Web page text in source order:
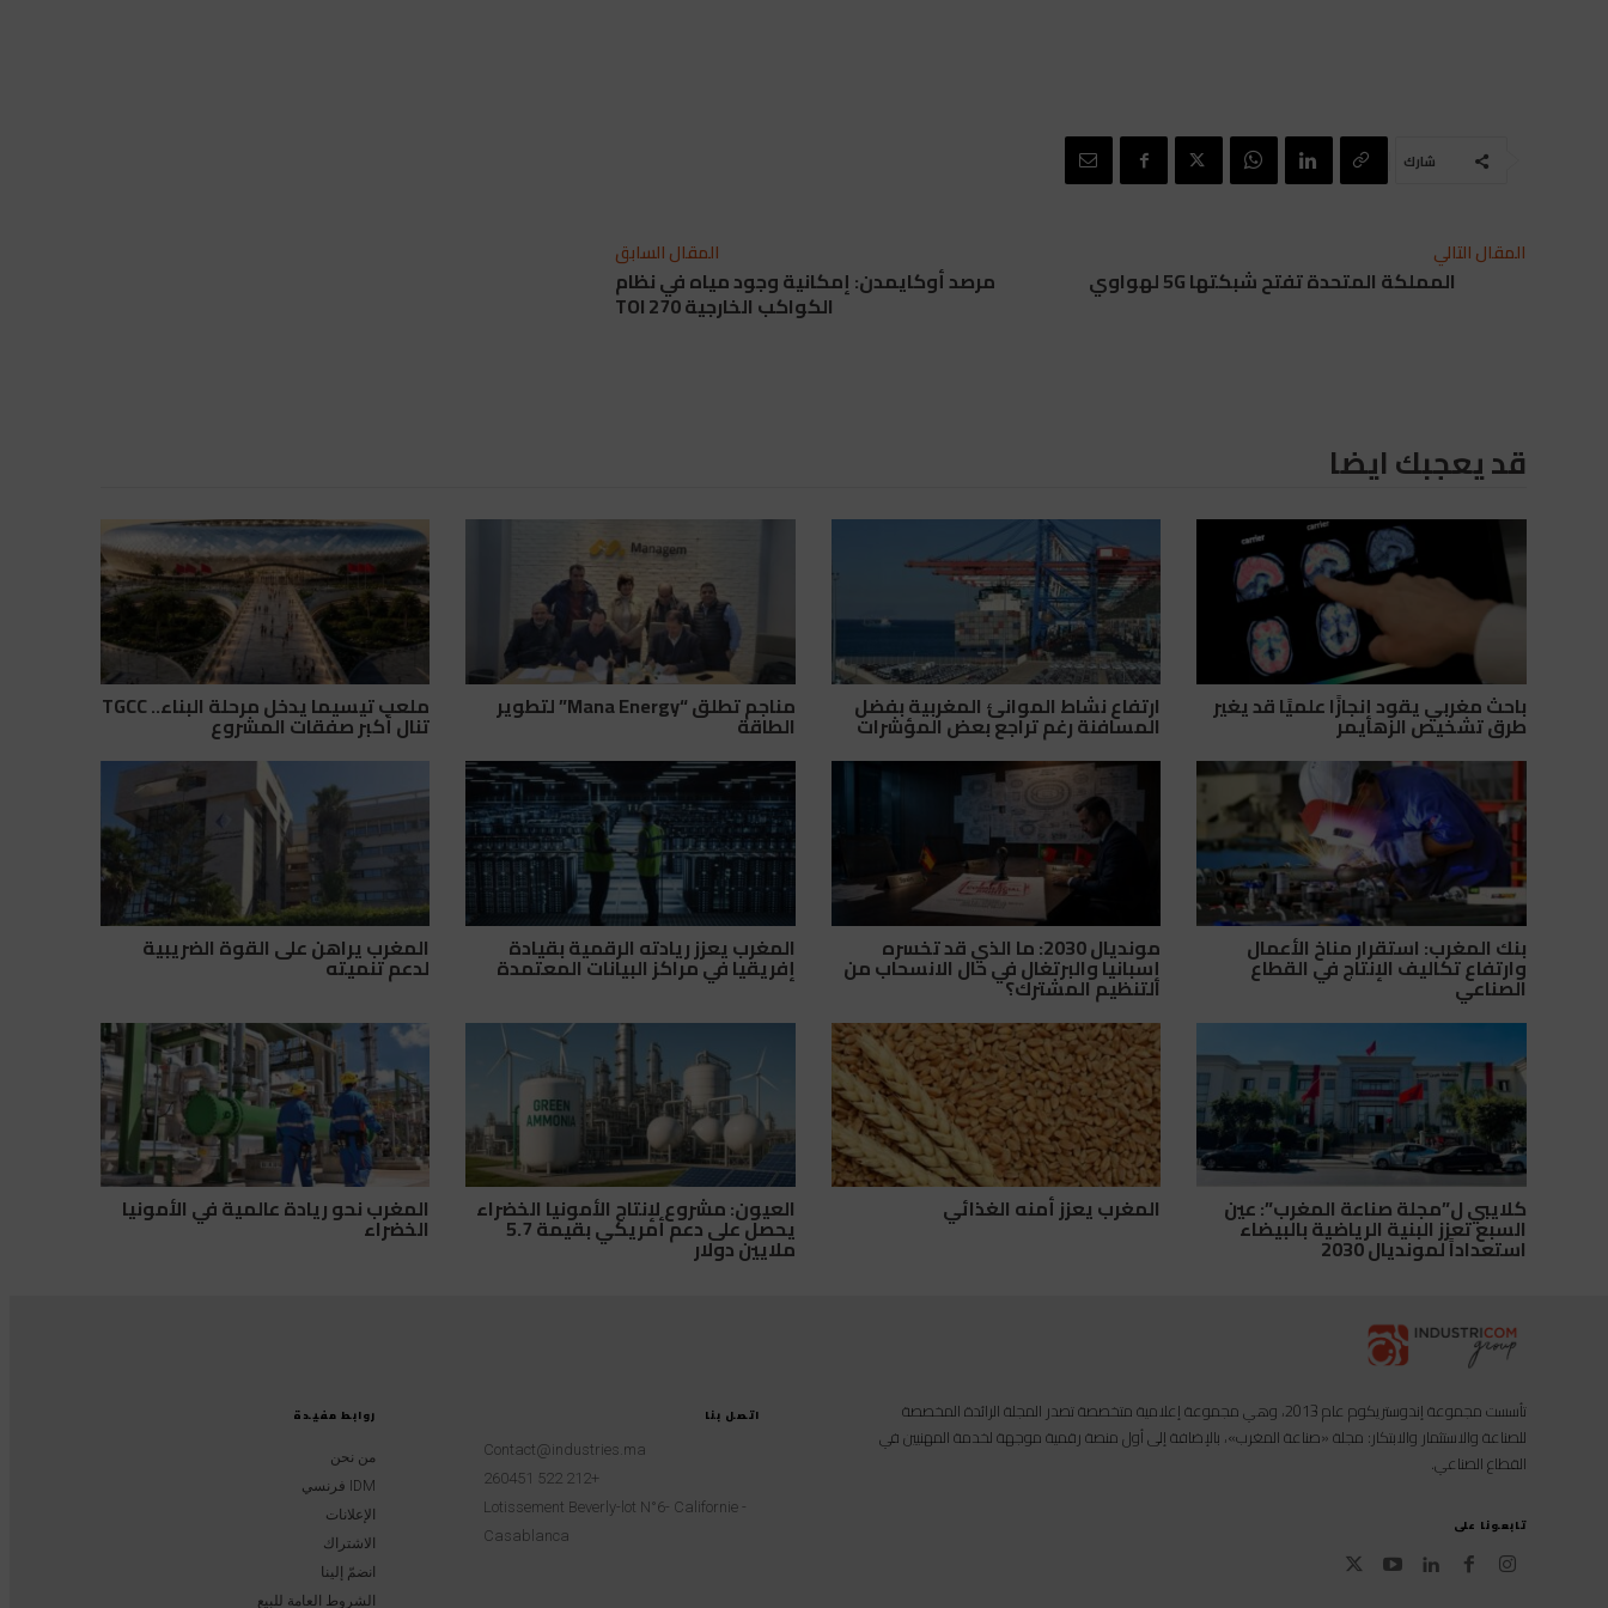
شارك
المقال السابق
مرصد أوكايمدن: إمكانية وجود مياه في نظام
الكواكب الخارجية TOI 270
المقال التالي
المملكة المتحدة تفتح شبكتها 5G لهواوي
قد يعجبك ايضا
باحث مغربي يقود إنجازًا علميًا قد يغير
طرق تشخيص الزهايمر
ارتفاع نشاط الموانئ المغربية بفضل
المسافنة رغم تراجع بعض المؤشرات
مناجم تطلق “Mana Energy” لتطوير
الطاقة
ملعب تيسيما يدخل مرحلة البناء.. TGCC
تنال أكبر صفقات المشروع
بنك المغرب: استقرار مناخ الأعمال
وارتفاع تكاليف الإنتاج في القطاع
الصناعي
مونديال 2030: ما الذي قد تخسره
إسبانيا والبرتغال في حال الانسحاب من
التنظيم المشترك؟
المغرب يعزز ريادته الرقمية بقيادة
إفريقيا في مراكز البيانات المعتمدة
المغرب يراهن على القوة الضريبية
لدعم تنميته
كلايبي ل”مجلة صناعة المغرب”: عين
السبع تعزز البنية الرياضية بالبيضاء
استعداداً لمونديال 2030
المغرب يعزز أمنه الغذائي العيون: مشروع لإنتاج الأمونيا الخضراء
يحصل على دعم أمريكي بقيمة 5.7
ملايين دولار
المغرب نحو ريادة عالمية في الأمونيا
الخضراء
روابط مفيدة
من نحن
IDM فرنسي
الإعلانات
الاشتراك
انضمّ إلينا
الشروط العامة للبيع
اتصل بنا
Contact@industries.ma
+212 522 260451
Lotissement Beverly-lot N°6- Californie -
Casablanca
تأسست مجموعة إندوستريكوم عام 2013، وهي مجموعة إعلامية متخصصة تصدر المجلة الرائدة المخصصة
للصناعة والاستثمار والابتكار: مجلة «صناعة المغرب»، بالإضافة إلى أول منصة رقمية موجهة لخدمة المهنيين في
القطاع الصناعي.
تابعونا على